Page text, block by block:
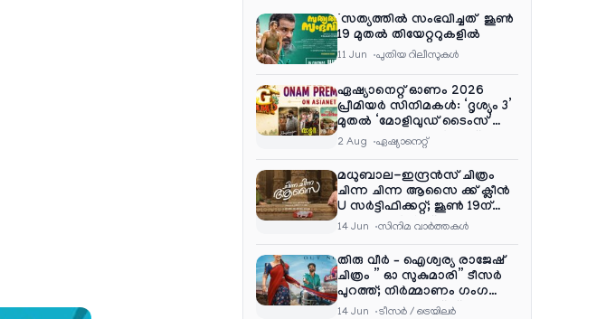
‘സത്യത്തിൽ സംഭവിച്ചത്’ ജൂൺ
19 മുതൽ തിയേറ്ററുകളിൽ
11 Jun പുതിയ റിലീസുകള്‍
ഏഷ്യാനെറ്റ് ഓണം 2026
പ്രീമിയർ സിനിമകൾ: ‘ദൃശ്യം 3’
മുതൽ ‘മോളിവുഡ് ടൈംസ്’
വരെ ആഘോഷ വിരുന്ന്
2 Aug ഏഷ്യാനെറ്റ്‌
മധുബാല-ഇന്ദ്രൻസ് ചിത്രം
ചിന്ന ചിന്ന ആസൈ ക്ക് ക്ലീൻ
U സർട്ടിഫിക്കറ്റ്; ജൂൺ 19ന്
ആഗോള റിലീസ്
14 Jun സിനിമ വാര്‍ത്തകള്‍
തിരു വീർ – ഐശ്വര്യ രാജേഷ്
ചിത്രം ” ഓ സുകുമാരി” ടീസർ
പുറത്ത്; നിർമ്മാണം ഗംഗ
എന്റർടൈൻമെന്റ്‌സ്
14 Jun ടീസര്‍ / ട്രെയിലര്‍